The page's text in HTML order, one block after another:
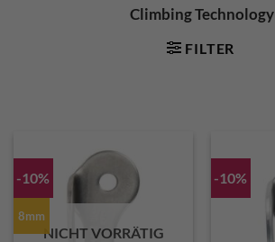
Climbing Technology
FILTER
-10%
8mm
NICHT VORRÄTIG
-10%